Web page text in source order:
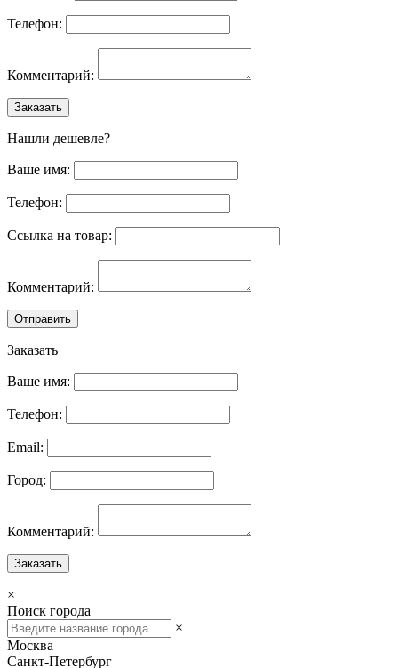
Телефон:
Комментарий:
Заказать
Нашли дешевле?
Ваше имя:
Телефон:
Ссылка на товар:
Комментарий:
Отправить
Заказать
Ваше имя:
Телефон:
Email:
Город:
Комментарий:
Заказать
×
Поиск города
×
Москва
Санкт-Петербург